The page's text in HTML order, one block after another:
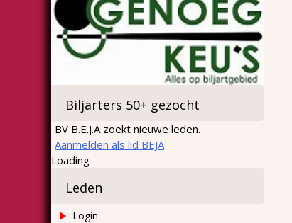
Biljarters 50+ gezocht
BV B.E.J.A zoekt nieuwe leden.
Aanmelden als lid BEJA
Loading
Leden
Login